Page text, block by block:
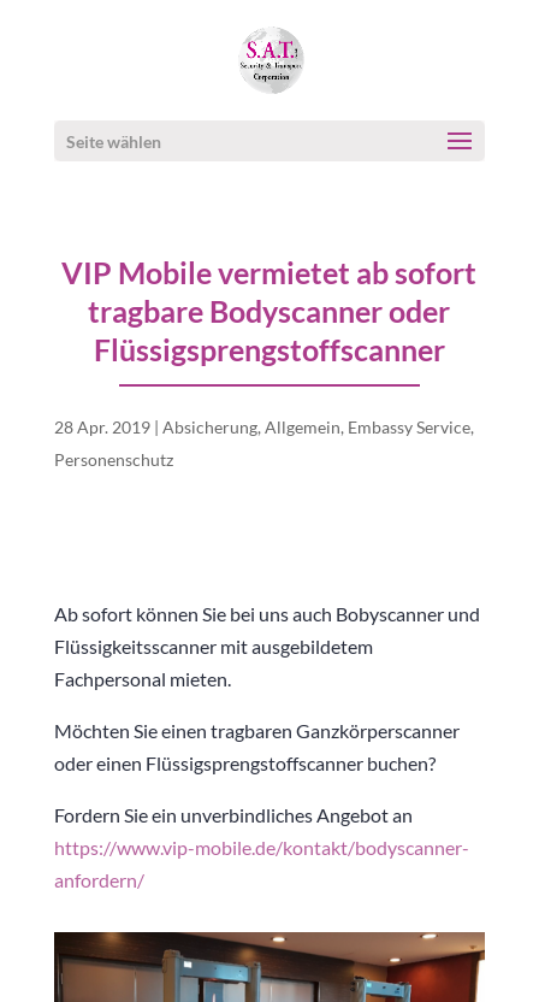
Seite wählen
VIP Mobile vermietet ab sofort
tragbare Bodyscanner oder
Flüssigsprengstoffscanner
28 Apr. 2019| Absicherung, Allgemein, Embassy Service,
Personenschutz
Ab sofort können Sie bei uns auch Bobyscanner und
Flüssigkeitsscanner mit ausgebildetem
Fachpersonal mieten.
Möchten Sie einen tragbaren Ganzkörperscanner
oder einen Flüssigsprengstoffscanner buchen?
Fordern Sie ein unverbindliches Angebot an
https://www.vip-mobile.de/kontakt/bodyscanner-
anfordern/